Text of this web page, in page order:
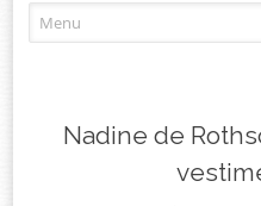
Nadine de